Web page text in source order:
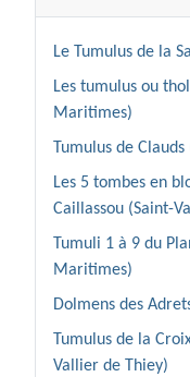
Le Tumulus de la
Les tumulus ou
Maritimes)
Tumulus de
Les 5 tombes en
Caillassou (Saint-
Tumuli 1 à 9 du
Maritimes)
Dolmens des
Tumulus de la
Vallier de Thiey)